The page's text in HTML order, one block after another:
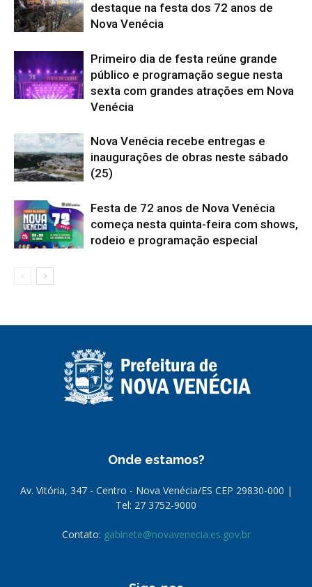
destaque na festa dos 72 anos de
Nova Venécia
Primeiro dia de festa reúne grande
público e programação segue nesta
sexta com grandes atrações em Nova
Venécia
Nova Venécia recebe entregas e
inaugurações de obras neste sábado
(25)
Festa de 72 anos de Nova Venécia
começa nesta quinta-feira com shows,
rodeio e programação especial
Onde estamos?
Av. Vitória, 347 - Centro - Nova Venécia/ES CEP 29830-000 |
Tel: 27 3752-9000
Contato: gabinete@novavenecia.es.gov.br